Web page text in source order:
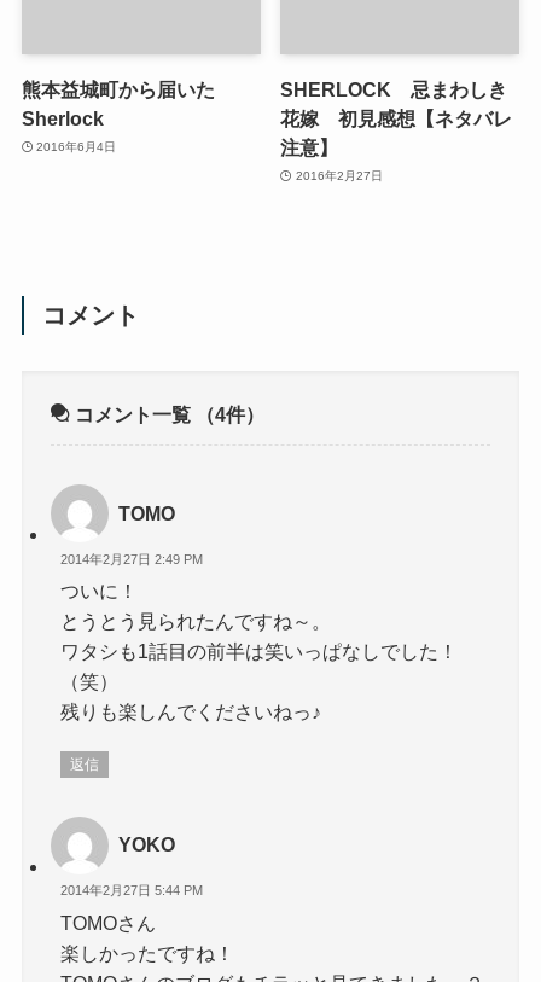
熊本益城町から届いた
Sherlock
2016年6月4日
SHERLOCK 忌まわしき
花嫁 初見感想【ネタバレ
注意】
2016年2月27日
コメント
コメント一覧 （4件）
TOMO
2014年2月27日 2:49 PM
ついに！
とうとう見られたんですね～。
ワタシも1話目の前半は笑いっぱなしでした！
（笑）
残りも楽しんでくださいねっ♪
返信
YOKO
2014年2月27日 5:44 PM
TOMOさん
楽しかったですね！